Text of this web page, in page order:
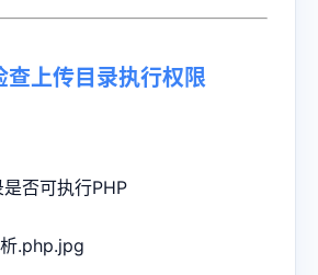
上传目录执行权限
否可执行PHP
.php.jpg